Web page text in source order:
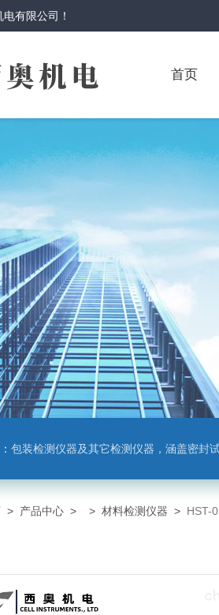
有限公司 ！
首页
包装检测仪器及其它检测仪器，涵盖密封试验仪，密封与泄漏强度测试仪，拉力
> 产品中心 > > 材料检测仪器 > HST-